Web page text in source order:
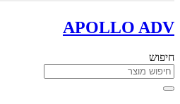
APOLLO ADV
חיפוש